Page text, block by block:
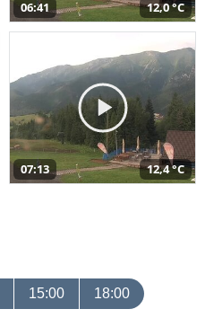
06:41 12,0 °C
07:13 12,4 °C
15:00 18:00